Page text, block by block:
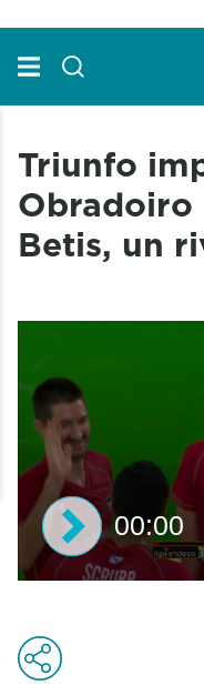
Triunfo
Obradoiro
Betis, un
c
o
00:00